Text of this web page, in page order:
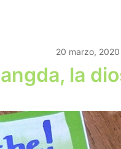
20 marzo, 2020
la